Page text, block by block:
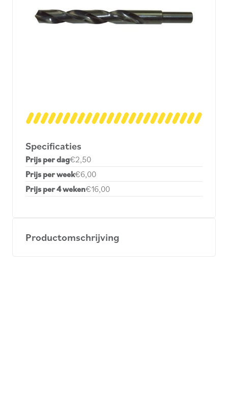
Specificaties
Prijs per dag€2,50
Prijs per week€6,00
Prijs per 4 weken€16,00
Productomschrijving